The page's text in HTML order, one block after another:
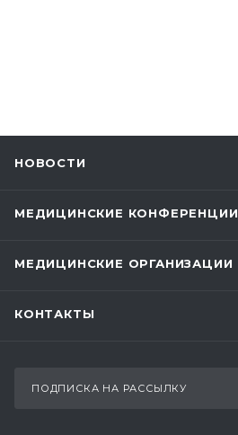
НОВОСТИ
МЕДИЦИНСКИЕ КОНФЕРЕНЦИИ
МЕДИЦИНСКИЕ ОРГАНИЗАЦИИ
КОНТАКТЫ
ПОДПИСКА НА РАССЫЛКУ